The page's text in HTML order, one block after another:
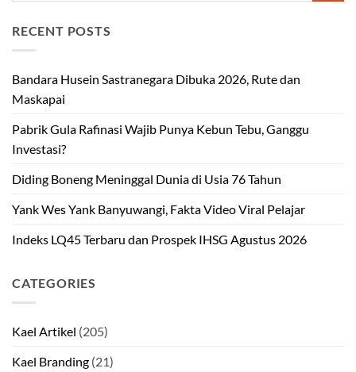
RECENT POSTS
Bandara Husein Sastranegara Dibuka 2026, Rute dan
Maskapai
Pabrik Gula Rafinasi Wajib Punya Kebun Tebu, Ganggu
Investasi?
Diding Boneng Meninggal Dunia di Usia 76 Tahun
Yank Wes Yank Banyuwangi, Fakta Video Viral Pelajar
Indeks LQ45 Terbaru dan Prospek IHSG Agustus 2026
CATEGORIES
Kael Artikel (205)
Kael Branding (21)